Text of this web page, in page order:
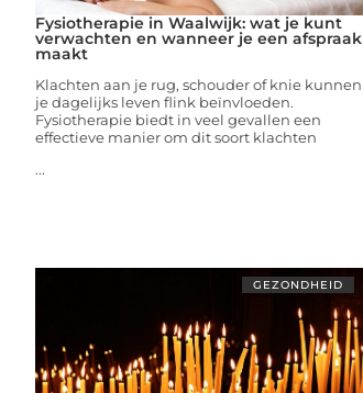
Fysiotherapie in Waalwijk: wat je kunt
verwachten en wanneer je een afspraak
maakt
Klachten aan je rug, schouder of knie kunnen
je dagelijks leven flink beïnvloeden.
Fysiotherapie biedt in veel gevallen een
effectieve manier om dit soort klachten
...
GEZONDHEID